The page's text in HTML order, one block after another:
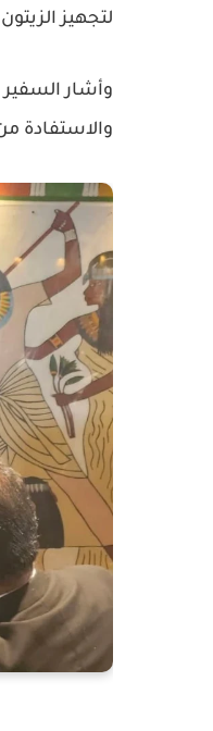
لتجهيز
وأشار السفير
والاستفادة